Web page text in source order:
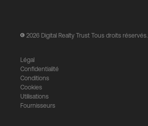
2026 Digital Realty Trust Tous droits réservés.
Légal
Confidentialité
Conditions
Cookies
Utilisations
Fournisseurs